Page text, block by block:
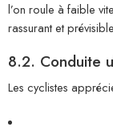
l’on roule à faible
rassurant et
8.2. Conduite
Les cyclistes